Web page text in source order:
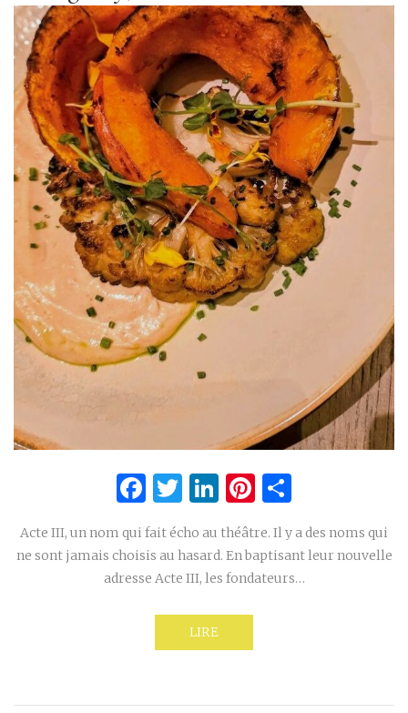
Facebook
Twitter
LinkedIn
Pinterest
Acte III, un nom qui fait écho au théâtre. Il y a des noms qui
ne sont jamais choisis au hasard. En baptisant leur nouvelle
adresse Acte III, les fondateurs…
LIRE